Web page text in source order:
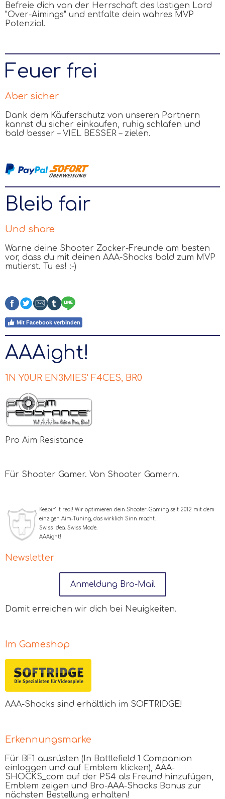
Befreie dich von der Herrschaft des lästigen Lord
"Over-Aimings" und entfalte dein wahres MVP
Potenzial.
Feuer frei
Aber sicher
Dank dem Käuferschutz von unseren Partnern
kannst du sicher einkaufen, ruhig schlafen und
bald besser–VIEL BESSER–zielen.
Bleib fair
Und share
Warne deine Shooter Zocker-Freunde am besten
vor, dass du mit deinen AAA-Shocks bald zum MVP
mutierst. Tu es! :-)
Mit Facebook verbinden
AAAight!
1N Y0UR EN3MIES' F4CES, BR0
Pro Aim Resistance
Für Shooter Gamer. Von Shooter Gamern.
Keepin' it real! Wir optimieren dein Shooter-Gaming seit 2012 mit dem
einzigen Aim-Tuning, das wirklich Sinn macht.
Swiss Idea. Swiss Made.
AAAight!
Newsletter
Anmeldung Bro-Mail
Damit erreichen wir dich bei Neuigkeiten.
Im Gameshop
AAA-Shocks sind erhältlich im SOFTRIDGE!
Erkennungsmarke
Für BF1 ausrüsten (In Battlefield 1 Companion
einloggen und auf Emblem klicken), AAA-
SHOCKS_com auf der PS4 als Freund hinzufügen,
Emblem zeigen und Bro-AAA-Shocks Bonus zur
nächsten Bestellung erhalten!